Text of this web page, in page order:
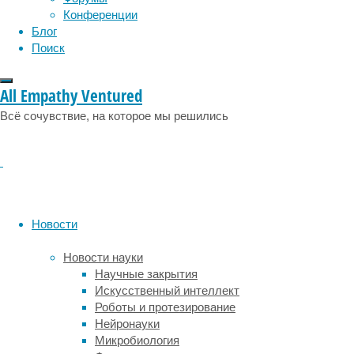
Конференции
Блог
Поиск
All Empathy Ventured
Всё сочувствие, на которое мы решились
Новости
Новости науки
Научные закрытия
Искусственный интеллект
Роботы и протезирование
Нейронауки
Микробиология
в
часовая
рабочая
часовая
с
27-
процентным,
более
чем